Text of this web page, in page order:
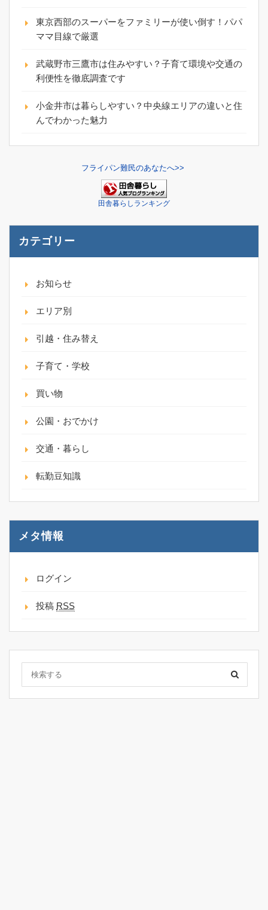
東京西部のスーパーをファミリーが使い倒す！パパ
ママ目線で厳選
武蔵野市三鷹市は住みやすい？子育て環境や交通の
利便性を徹底調査です
小金井市は暮らしやすい？中央線エリアの違いと住
んでわかった魅力
フライパン難民のあなたへ>>
田舎暮らしランキング
カテゴリー
お知らせ
エリア別
引越・住み替え
子育て・学校
買い物
公園・おでかけ
交通・暮らし
転勤豆知識
メタ情報
ログイン
投稿 RSS